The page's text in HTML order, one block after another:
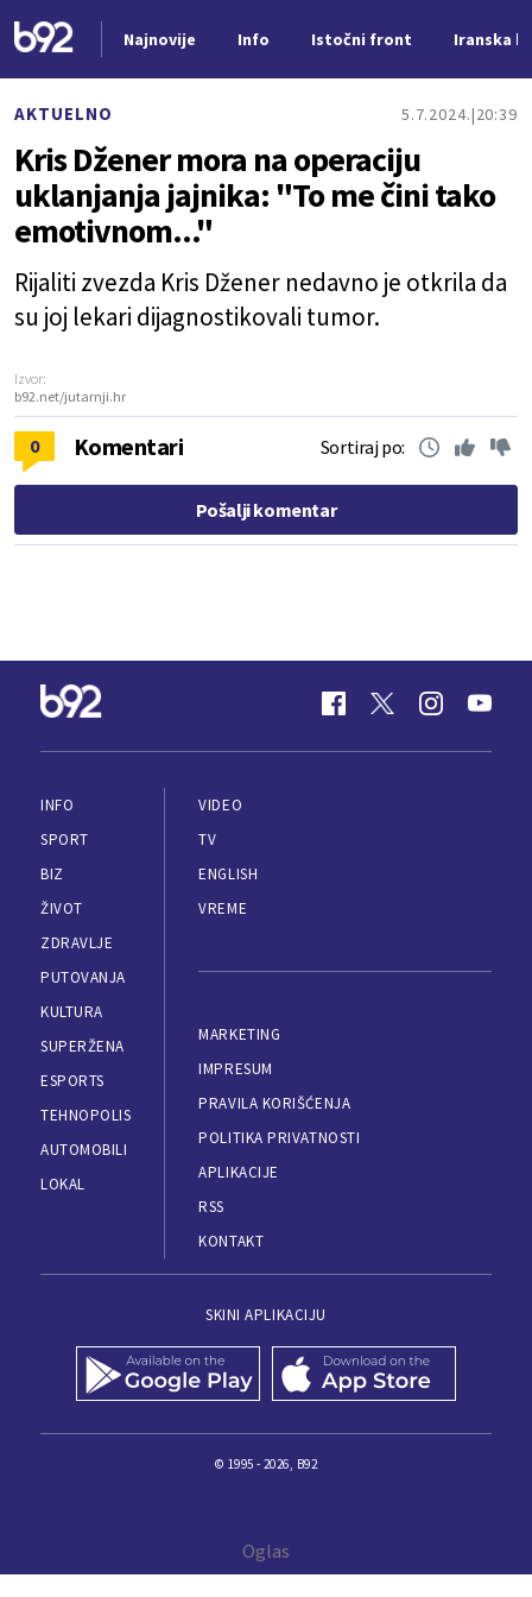
Najnovije Info Istočni front Iranska
AKTUELNO 5.7.2024. 20:39
Kris Džener mora na operaciju
uklanjanja jajnika: "To me čini tako
emotivnom..."
Rijaliti zvezda Kris Džener nedavno je otkrila da
su joj lekari dijagnostikovali tumor.
Izvor:
b92.net/jutarnji.hr
0 Komentari Sortiraj po:
Pošalji komentar
INFO
SPORT
BIZ
ŽIVOT
ZDRAVLJE
PUTOVANJA
KULTURA
SUPERŽENA
ESPORTS
TEHNOPOLIS
AUTOMOBILI
LOKAL
VIDEO
TV
ENGLISH
VREME
MARKETING
IMPRESUM
PRAVILA KORIŠĆENJA
POLITIKA PRIVATNOSTI
APLIKACIJE
RSS
KONTAKT
SKINI APLIKACIJU
© 1995 - 2026, B92